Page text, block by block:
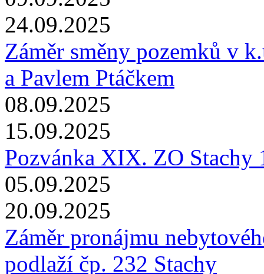
24.09.2025
Záměr směny pozemků v
a Pavlem Ptáčkem
08.09.2025
15.09.2025
Pozvánka XIX. ZO Stachy
05.09.2025
20.09.2025
Záměr pronájmu
podlaží čp. 232 Stachy